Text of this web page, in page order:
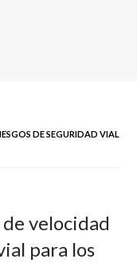
DE SEGURIDAD VIAL
velocidad
para los